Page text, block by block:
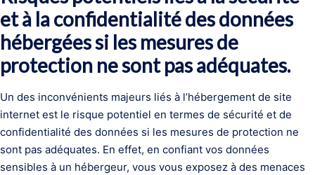
et à la confidentialité des données
hébergées si les mesures de
protection ne sont pas adéquates.
Un des inconvénients majeurs liés à l’hébergement de site
internet est le risque potentiel en termes de sécurité et de
confidentialité des données si les mesures de protection ne
sont pas adéquates. En effet, en confiant vos données
sensibles à un hébergeur, vous vous exposez à des menaces